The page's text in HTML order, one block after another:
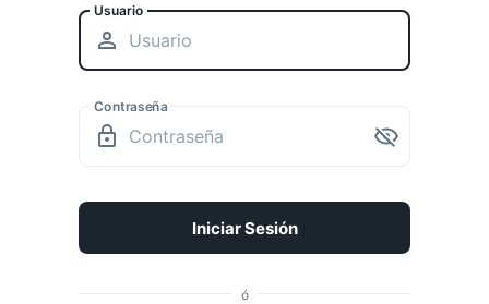
Usuario
Contraseña
Iniciar Sesión
ó